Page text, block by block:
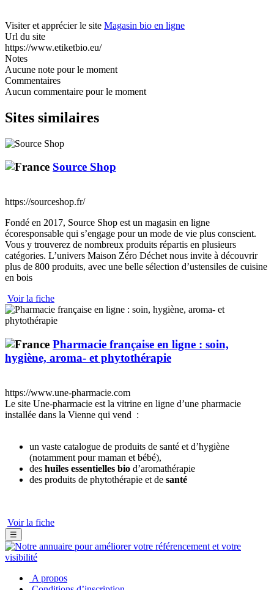
Visiter et apprécier le site Magasin bio en ligne
Url du site
https://www.etiketbio.eu/
Notes
Aucune note pour le moment
Commentaires
Aucun commentaire pour le moment
Sites similaires
Source Shop
https://sourceshop.fr/
Fondé en 2017, Source Shop est un magasin en ligne
écoresponsable qui s’engage pour un mode de vie plus conscient.
Vous y trouverez de nombreux produits répartis en plusieurs
catégories. L’univers Maison Zéro Déchet nous invite à découvrir
plus de 800 produits, avec une belle sélection d’ustensiles de cuisine
en bois
Voir la fiche
Pharmacie française en ligne : soin,
hygiène, aroma- et phytothérapie
https://www.une-pharmacie.com
Le site Une-pharmacie est la vitrine en ligne d’une pharmacie
installée dans la Vienne qui vend :
un vaste catalogue de produits de santé et d’hygiène
(notamment pour maman et bébé),
des huiles essentielles bio d’aromathérapie
des produits de phytothérapie et de santé
Voir la fiche
☰
A propos